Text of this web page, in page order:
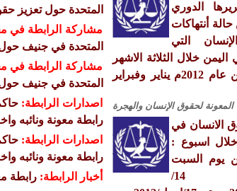
الدوري
أنتهاكات
التي
خلال الثلاثة الاشهر
الأولى من عام 2012م يناير وفبراير
المعونة لحقوق الإنسان والهجرة
الانسان في
اسبوع :
من يوم السبت
الموافق 14/
المتحدة حول تعزيز
مشاركة الرابطة في
المتحدة في جنيف
مشاركة الرابطة في
المتحدة في جنيف
اصدارات الرابطة:
رابطة معونة ونائبه
اصدارات الرابطة:
رابطة معونة ونائبه
أخبار الرابطة:رابطة